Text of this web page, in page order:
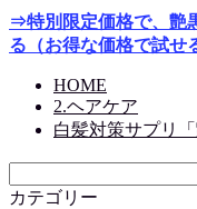
⇒特別限定価格で、艶
る（お得な価格で試せ
HOME
2.ヘアケア
白髪対策サプリ「
カテゴリー